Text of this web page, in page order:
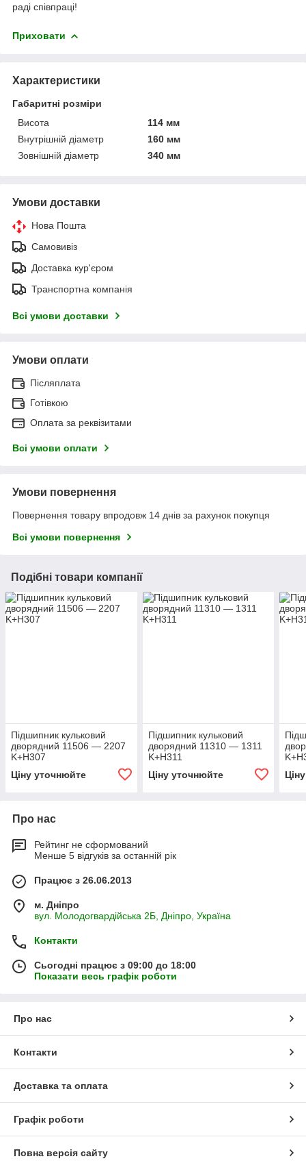
раді співпраці!
Приховати
Характеристики
Габаритні розміри
Висота
114 мм
Внутрішній діаметр
160 мм
Зовнішній діаметр
340 мм
Умови доставки
Нова Пошта
Самовивіз
Доставка кур'єром
Транспортна компанія
Всі умови доставки
Умови оплати
Післяплата
Готівкою
Оплата за реквізитами
Всі умови оплати
Умови повернення
Повернення товару впродовж 14 днів за рахунок покупця
Всі умови повернення
Подібні товари компанії
Підшипник кульковий
дворядний 11506 — 2207
K+H307
Ціну уточнюйте
Підшипник кульковий
дворядний 11310 — 1311
K+H311
Ціну уточнюйте
Про нас
Рейтинг не сформований
Менше 5 відгуків за останній рік
Працює з 26.06.2013
м. Дніпро
вул. Молодогвардійська 2Б, Дніпро, Україна
Контакти
Сьогодні працює з 09:00 до 18:00
Показати весь графік роботи
Про нас
Контакти
Доставка та оплата
Графік роботи
Повна версія сайту